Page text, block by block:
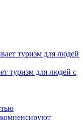
туризм для людей с